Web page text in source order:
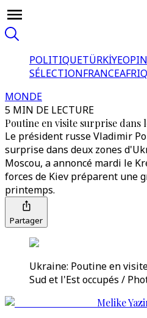
POLITIQUETÜRKİYE
SÉLECTIONFRANCE
MONDE
5 MIN DE LECTURE
Poutine en visite surprise dans
Le président russe Vladimir
surprise dans deux zones
Moscou, a annoncé mardi le
forces de Kiev préparent une
printemps.
Partager
Ukraine: Poutine en
Sud et l'Est occupés /
Melike